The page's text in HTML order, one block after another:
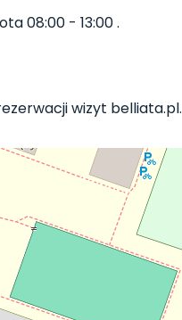
08:00 - 13:00 .
wizyt belliata.pl.